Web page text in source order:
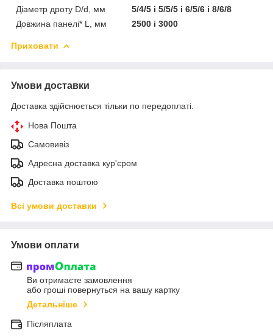
Діаметр дроту D/d, мм
5/4/5 і 5/5/5 і 6/5/6 і 8/6/8
Довжина панелі* L, мм
2500 і 3000
Приховати
Умови доставки
Доставка здійснюється тільки по передоплаті.
Нова Пошта
Самовивіз
Адресна доставка кур'єром
Доставка поштою
Всі умови доставки
Умови оплати
Ви отримаєте замовлення
або гроші повернуться на вашу картку
Детальніше
Післяплата